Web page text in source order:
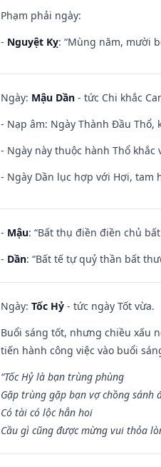
Phạm phải ngày:
- Nguyệt Kỵ: “Mùng năm, mười
Ngày: Mậu Dần - tức Chi khắc
- Nạp âm: Ngày Thành Đầu Thổ,
- Ngày này thuộc hành Thổ
- Ngày Dần lục hợp với Hợi, tam
- Mậu: “Bất thụ điền điền chủ
- Dần: “Bất tế tự quỷ thần bất
Ngày: Tốc Hỷ - tức ngày Tốt vừa.
Buổi sáng tốt, nhưng chiều xấu
tiến hành công việc vào buổi
“Tốc Hỷ là bạn trùng phùng
Gặp trùng gặp bạn vợ chồng sánh
Có tài có lộc hẳn hoi
Cầu gì cũng được mừng vui thỏa